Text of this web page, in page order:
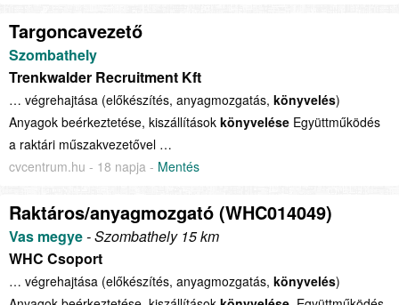
Targoncavezető
Szombathely
Trenkwalder Recruitment Kft
… végrehajtása (előkészítés, anyagmozgatás, könyvelés)
Anyagok beérkeztetése, kiszállítások könyvelése Együttműködés
a raktári műszakvezetővel …
cvcentrum.hu - 18 napja - Mentés
Raktáros/anyagmozgató (WHC014049)
Vas megye- Szombathely 15 km
WHC Csoport
… végrehajtása (előkészítés, anyagmozgatás, könyvelés)